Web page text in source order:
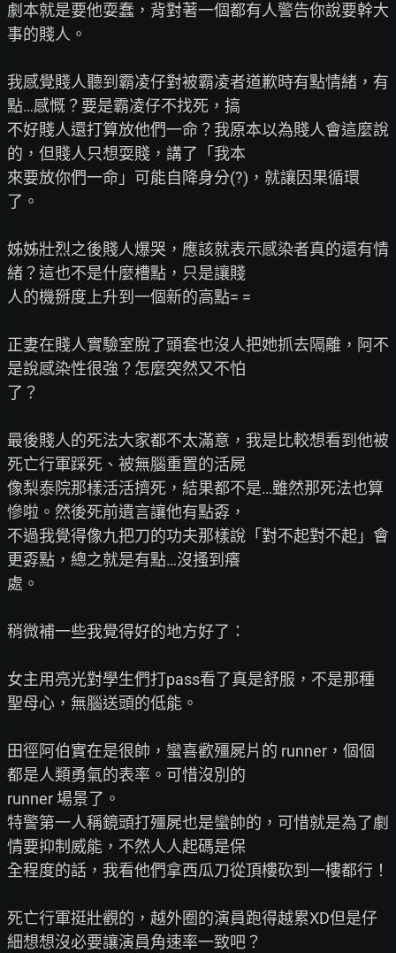
劇本就是要他耍蠢，背對著一個都有人警告你說要幹大
事的賤人。
我感覺賤人聽到霸凌仔對被霸凌者道歉時有點情緒，有
點…感慨？要是霸凌仔不找死，搞
不好賤人還打算放他們一命？我原本以為賤人會這麼說
的，但賤人只想耍賤，講了「我本
來要放你們一命」可能自降身分(?)，就讓因果循環
了。
姊姊壯烈之後賤人爆哭，應該就表示感染者真的還有情
緒？這也不是什麼槽點，只是讓賤
人的機掰度上升到一個新的高點= =
正妻在賤人實驗室脫了頭套也沒人把她抓去隔離，阿不
是說感染性很強？怎麼突然又不怕
了？
最後賤人的死法大家都不太滿意，我是比較想看到他被
死亡行軍踩死、被無腦重置的活屍
像梨泰院那樣活活擠死，結果都不是…雖然那死法也算
慘啦。然後死前遺言讓他有點孬，
不過我覺得像九把刀的功夫那樣說「對不起對不起」會
更孬點，總之就是有點…沒搔到癢
處。
稍微補一些我覺得好的地方好了：
女主用亮光對學生們打pass看了真是舒服，不是那種
聖母心，無腦送頭的低能。
田徑阿伯實在是很帥，蠻喜歡殭屍片的 runner，個個
都是人類勇氣的表率。可惜沒別的
runner 場景了。
特警第一人稱鏡頭打殭屍也是蠻帥的，可惜就是為了劇
情要抑制威能，不然人人起碼是保
全程度的話，我看他們拿西瓜刀從頂樓砍到一樓都行！
死亡行軍挺壯觀的，越外圈的演員跑得越累XD但是仔
細想想沒必要讓演員角速率一致吧？